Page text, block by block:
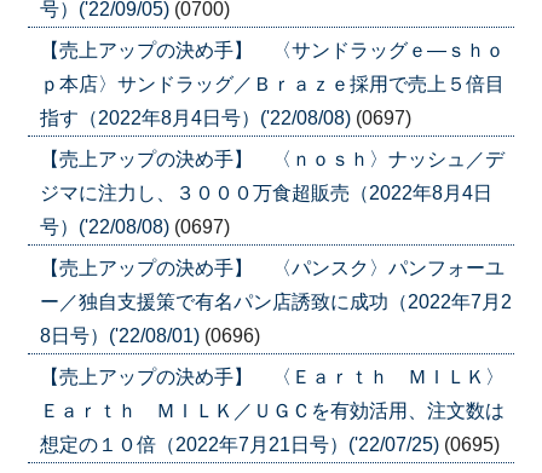
号）('22/09/05) (0700)
【売上アップの決め手】 〈サンドラッグｅ―ｓｈｏ
ｐ本店〉サンドラッグ／Ｂｒａｚｅ採用で売上５倍目
指す（2022年8月4日号）('22/08/08) (0697)
【売上アップの決め手】 〈ｎｏｓｈ〉ナッシュ／デ
ジマに注力し、３０００万食超販売（2022年8月4日
号）('22/08/08) (0697)
【売上アップの決め手】 〈パンスク〉パンフォーユ
ー／独自支援策で有名パン店誘致に成功（2022年7月2
8日号）('22/08/01) (0696)
【売上アップの決め手】 〈Ｅａｒｔｈ ＭＩＬＫ〉
Ｅａｒｔｈ ＭＩＬＫ／ＵＧＣを有効活用、注文数は
想定の１０倍（2022年7月21日号）('22/07/25) (0695)